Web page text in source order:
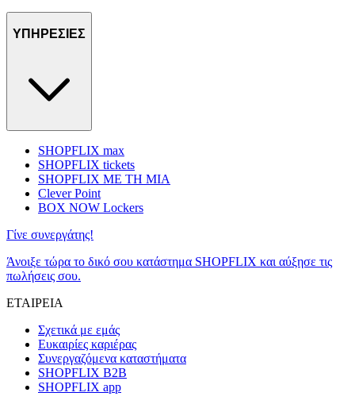
ΥΠΗΡΕΣΙΕΣ
SHOPFLIX max
SHOPFLIX tickets
SHOPFLIX ΜΕ ΤΗ ΜΙΑ
Clever Point
BOX NOW Lockers
Γίνε συνεργάτης!
Άνοιξε τώρα το δικό σου κατάστημα SHOPFLIX και αύξησε τις
πωλήσεις σου.
ΕΤΑΙΡΕΙΑ
Σχετικά με εμάς
Ευκαιρίες καριέρας
Συνεργαζόμενα καταστήματα
SHOPFLIX B2B
SHOPFLIX app